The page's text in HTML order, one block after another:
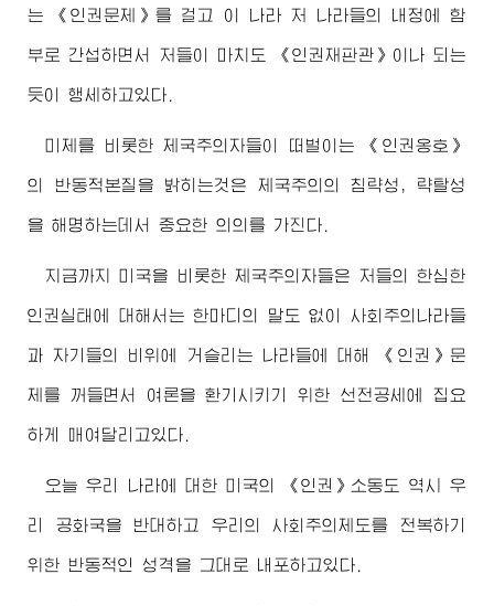
는 《인권문제》를 걸고 이 나라 저 나라들의 내정에 함
부로 간섭하면서 저들이 마치도 《인권재판관》이나 되는
듯이 행세하고있다.
미제를 비롯한 제국주의자들이 떠벌이는 《인권옹호》
의 반동적본질을 밝히는것은 제국주의의 침략성, 략탈성
을 해명하는데서 중요한 의의를 가진다.
지금까지 미국을 비롯한 제국주의자들은 저들의 한심한
인권실태에 대해서는 한마디의 말도 없이 사회주의나라들
과 자기들의 비위에 거슬리는 나라들에 대해 《인권》문
제를 꺼들면서 여론을 환기시키기 위한 선전공세에 집요
하게 매여달리고있다.
오늘 우리 나라에 대한 미국의 《인권》소동도 역시 우
리 공화국을 반대하고 우리의 사회주의제도를 전복하기
위한 반동적인 성격을 그대로 내포하고있다.